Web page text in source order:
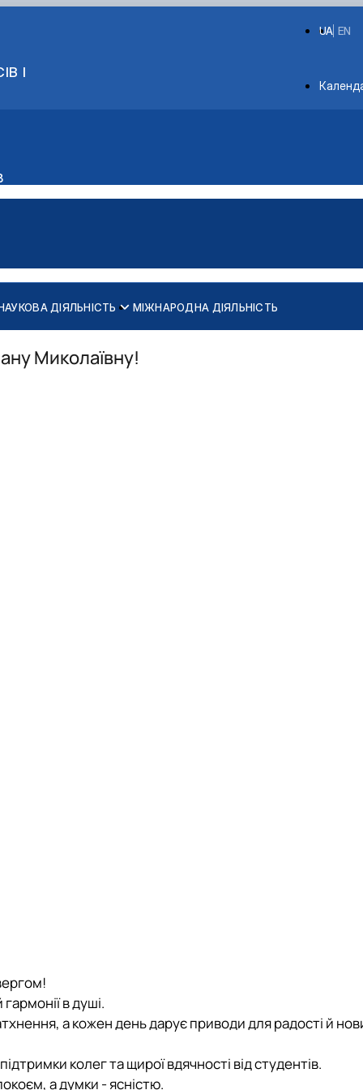
І
EN
UA
ДІЯЛЬНІСТЬ МІЖНАРОДНА ДІЯЛЬНІСТЬ
Миколаївну!
в душі.
а кожен день дарує приводи для радості й
колег та щирої вдячності від студентів.
а думки - ясністю.